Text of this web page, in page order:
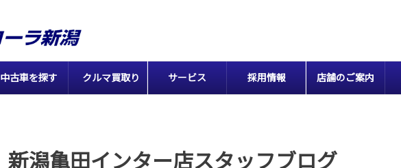
中古車を探す クルマ買取り サービス 採用情報 店舗のご案内
新潟亀田インター店スタッフブログ